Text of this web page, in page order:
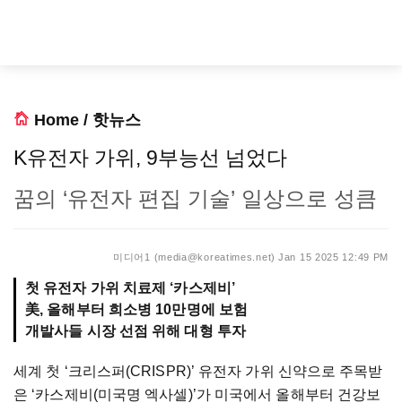
Home / 핫뉴스
K유전자 가위, 9부능선 넘었다
꿈의 ‘유전자 편집 기술’ 일상으로 성큼
미디어1 (media@koreatimes.net) Jan 15 2025 12:49 PM
첫 유전자 가위 치료제 ‘카스제비’
美, 올해부터 희소병 10만명에 보험
개발사들 시장 선점 위해 대형 투자
세계 첫 ‘크리스퍼(CRISPR)’ 유전자 가위 신약으로 주목받
은 ‘카스제비(미국명 엑사셀)’가 미국에서 올해부터 건강보